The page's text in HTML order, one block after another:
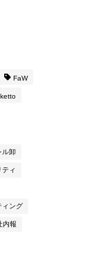
FaW
ル卸
ィ
ィング
内報